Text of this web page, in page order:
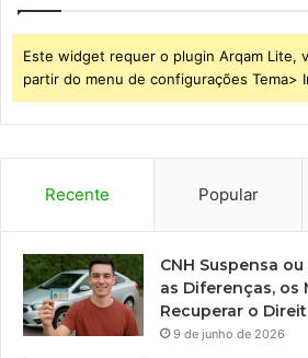
Este widget requer o plugin Arqam Lite,
partir do menu de configurações Tema>
Recente Popular
CNH Suspensa
as Diferenças, os
Recuperar o
9 de junho de 2026